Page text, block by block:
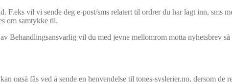
vil vi sende deg e-post/sms relatert til ordrer du har lagt inn, sms
om samtykke til.
Behandlingsansvarlig vil du med jevne mellomrom motta nyhetsbrev
også fås ved å sende en henvendelse til tones-syslerier.no, dersom